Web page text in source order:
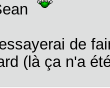
de
(là ça n'a